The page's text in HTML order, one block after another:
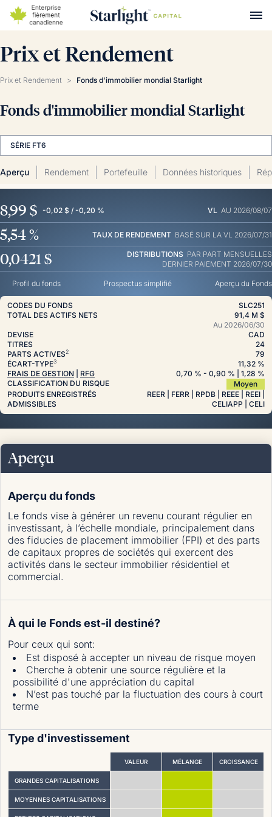
Prix et Rendement
Prix et Rendement > Fonds d'immobilier mondial Starlight
Fonds d'immobilier mondial Starlight
SÉRIE FT6
Aperçu Rendement Portefeuille Données historiques
8,99 $ -0,02 $ / -0,20 % VL AU 2026/08/07
5,54 % TAUX DE RENDEMENT BASÉ SUR LA VL 2026/07/31
0,0421 $ DISTRIBUTIONS PAR PART MENSUELLES
DERNIER PAIEMENT 2026/07/30
Profil du fonds Prospectus simplifié Aperçu du Fonds
CODES DU FONDS
SLC251
TOTAL DES ACTIFS NETS
91,4 M $
Au 2026/06/30
DEVISE
CAD
TITRES
24
PARTS ACTIVES2
79
ÉCART-TYPE3
11,32 %
FRAIS DE GESTION
RFG 0,70 % - 0,90 % | 1,28 %
CLASSIFICATION DU RISQUE
Moyen
PRODUITS ENREGISTRÉS
ADMISSIBLES
REER | FERR | RPDB | REEE | REEI |
CELIAPP | CELI
Aperçu
Aperçu du fonds
Le fonds vise à générer un revenu courant régulier en
investissant, à l’échelle mondiale, principalement dans
des fiducies de placement immobilier (FPI) et des parts
de capitaux propres de sociétés qui exercent des
activités dans le secteur immobilier résidentiel et
commercial.
À qui le Fonds est-il destiné?
Pour ceux qui sont:
Est disposé à accepter un niveau de risque moyen
Cherche à obtenir une source régulière et la
possibilité d'une appréciation du capital
N’est pas touché par la fluctuation des cours à court
terme
Type d'investissement
VALEUR MÉLANGE CROISSANCE
GRANDES CAPITALISATIONS
MOYENNES CAPITALISATIONS